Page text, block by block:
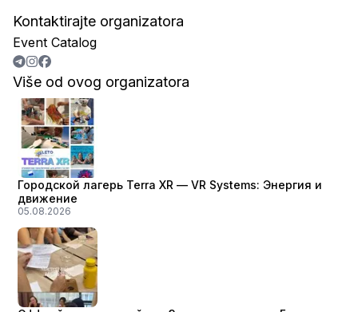
Kontaktirajte organizatora
Event Catalog
Više od ovog organizatora
Городской лагерь Terra XR — VR Systems: Энергия и
движение
05.08.2026